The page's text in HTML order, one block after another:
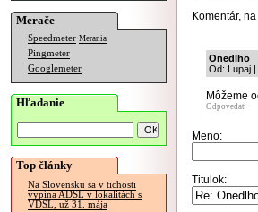
Merače
Speedmeter Merania
Pingmeter
Googlemeter
Hľadanie
Top články
Na Slovensku sa v tichosti
vypína ADSL v lokalitách s
VDSL, už 31. mája
Komentár,
Onedlho
Od: Lupaj
Môžeme
Odpovedať
Meno:
Titulok: